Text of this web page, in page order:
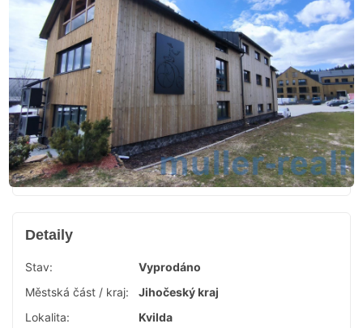
Detaily
Stav:
Vyprodáno
Městská část / kraj:
Jihočeský kraj
Lokalita:
Kvilda